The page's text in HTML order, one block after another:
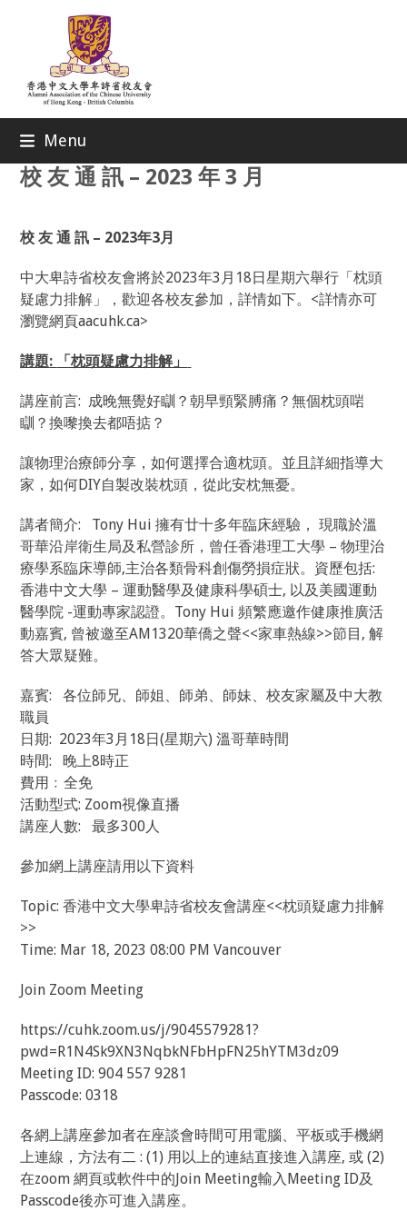
Menu
校 友 通 訊 – 2023 年 3 月
校 友 通 訊 – 2023年3月
中大卑詩省校友會將於2023年3月18日星期六舉行「枕頭
疑慮力排解」，歡迎各校友參加，詳情如下。<詳情亦可
瀏覽網頁aacuhk.ca>
講題: 「枕頭疑慮力排解」
講座前言: 成晚無覺好瞓？朝早頸緊膊痛？無個枕頭啱
瞓？換嚟換去都唔掂？
讓物理治療師分享，如何選擇合適枕頭。並且詳細指導大
家，如何DIY自製改裝枕頭，從此安枕無憂。
講者簡介: Tony Hui 擁有廿十多年臨床經驗， 現職於溫
哥華沿岸衛生局及私營診所，曾任香港理工大學 – 物理治
療學系臨床導師,主治各類骨科創傷勞損症狀。資歷包括:
香港中文大學 – 運動醫學及健康科學碩士, 以及美國運動
醫學院 -運動專家認證。Tony Hui 頻繁應邀作健康推廣活
動嘉賓, 曾被邀至AM1320華僑之聲<<家車熱線>>節目, 解
答大眾疑難。
嘉賓: 各位師兄、師姐、師弟、師妹、校友家屬及中大教
職員
日期: 2023年3月18日(星期六) 溫哥華時間
時間: 晚上8時正
費用﹕全免
活動型式: Zoom視像直播
講座人數: 最多300人
參加網上講座請用以下資料
Topic: 香港中文大學卑詩省校友會講座<<枕頭疑慮力排解
>>
Time: Mar 18, 2023 08:00 PM Vancouver
Join Zoom Meeting
https://cuhk.zoom.us/j/9045579281?
pwd=R1N4Sk9XN3NqbkNFbHpFN25hYTM3dz09
Meeting ID: 904 557 9281
Passcode: 0318
各網上講座參加者在座談會時間可用電腦、平板或手機網
上連線，方法有二 : (1) 用以上的連結直接進入講座, 或 (2)
在zoom 網頁或軟件中的Join Meeting輸入Meeting ID及
Passcode後亦可進入講座。